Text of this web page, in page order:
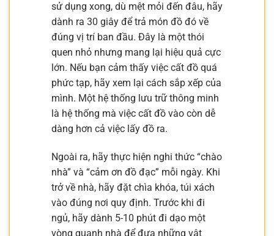
sử dụng xong, dù mệt mỏi đến đâu, hãy
dành ra 30 giây để trả món đồ đó về
đúng vị trí ban đầu. Đây là một thói
quen nhỏ nhưng mang lại hiệu quả cực
lớn. Nếu bạn cảm thấy việc cất đồ quá
phức tạp, hãy xem lại cách sắp xếp của
mình. Một hệ thống lưu trữ thông minh
là hệ thống mà việc cất đồ vào còn dễ
dàng hơn cả việc lấy đồ ra.
Ngoài ra, hãy thực hiện nghi thức “chào
nhà” và “cảm ơn đồ đạc” mỗi ngày. Khi
trở về nhà, hãy đặt chìa khóa, túi xách
vào đúng nơi quy định. Trước khi đi
ngủ, hãy dành 5-10 phút đi dạo một
vòng quanh nhà để đưa những vật